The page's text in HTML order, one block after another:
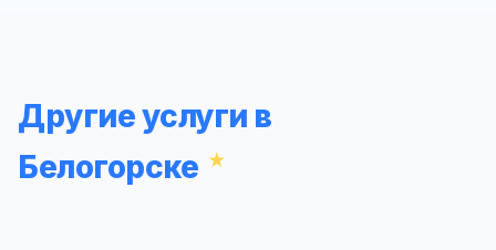
Другие услуги в
Белогорске